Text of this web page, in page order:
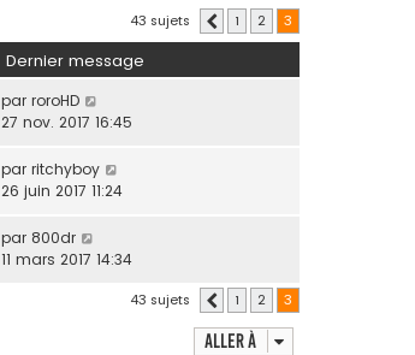
43 sujets Précédente
1 2 3
Dernier message
par roroHD
27 nov. 2017 16:45
par ritchyboy
26 juin 2017 11:24
par 800dr
11 mars 2017 14:34
43 sujets Précédente
1 2 3
Aller à